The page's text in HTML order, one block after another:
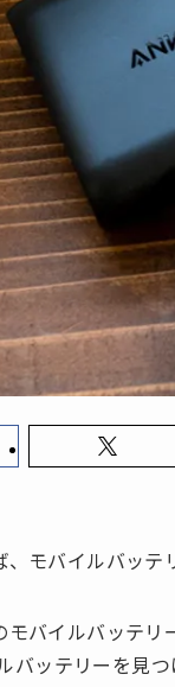
モバイルバッテ
モバイルバッテ
バッテリーを見つ